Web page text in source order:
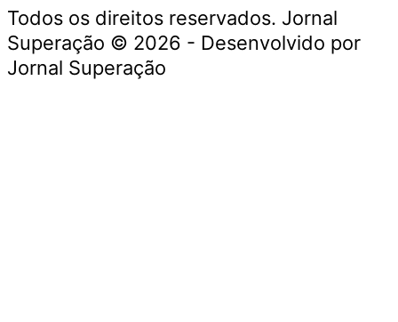
Todos os direitos reservados. Jornal
Superação © 2026 - Desenvolvido por
Jornal Superação